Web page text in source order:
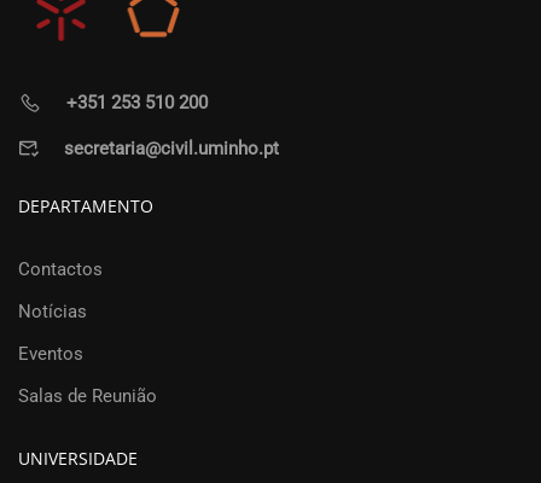
+351 253 510 200
secretaria@civil.uminho.pt
DEPARTAMENTO
Contactos
Notícias
Eventos
Salas de Reunião
UNIVERSIDADE